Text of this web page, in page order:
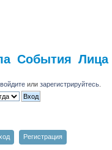
События Лица
войдите илизарегистрируйтесь
Регистрация